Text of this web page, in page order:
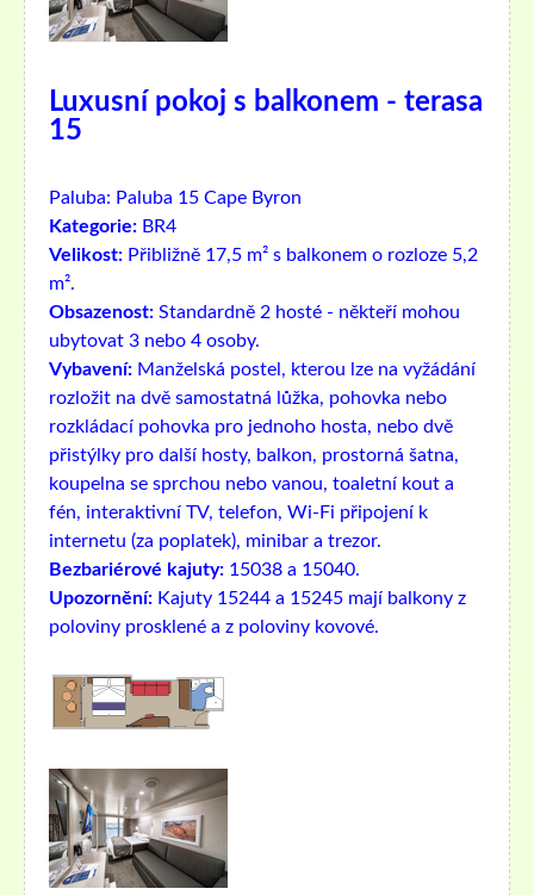
Luxusní pokoj s balkonem - terasa
15
Paluba: Paluba 15 Cape Byron
Kategorie: BR4
Velikost: Přibližně 17,5 m² s balkonem o rozloze 5,2
m².
Obsazenost: Standardně 2 hosté - někteří mohou
ubytovat 3 nebo 4 osoby.
Vybavení: Manželská postel, kterou lze na vyžádání
rozložit na dvě samostatná lůžka, pohovka nebo
rozkládací pohovka pro jednoho hosta, nebo dvě
přistýlky pro další hosty, balkon, prostorná šatna,
koupelna se sprchou nebo vanou, toaletní kout a
fén, interaktivní TV, telefon, Wi-Fi připojení k
internetu (za poplatek), minibar a trezor.
Bezbariérové ​​kajuty: 15038 a 15040.
Upozornění: Kajuty 15244 a 15245 mají balkony z
poloviny prosklené a z poloviny kovové.